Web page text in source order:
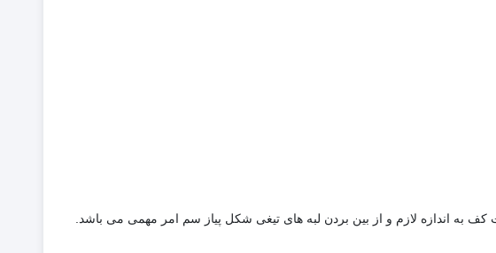
اندازه لازم و از بین بردن لبه های تیغی شکل پیاز سم امر مهمی می باشد.